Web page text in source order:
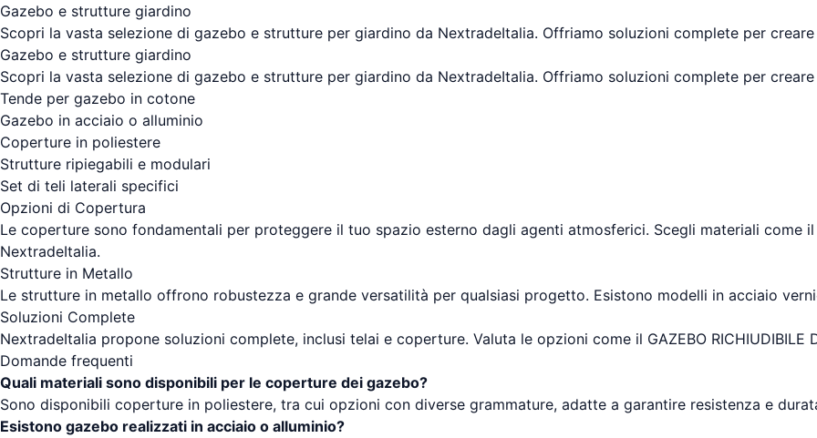
Gazebo e strutture giardino
Scopri la vasta selezione di gazebo e strutture per giardino da NextradeItalia. Offriamo soluzioni complete per
Gazebo e strutture giardino
Scopri la vasta selezione di gazebo e strutture per giardino da NextradeItalia. Offriamo soluzioni complete per
Tende per gazebo in cotone
Gazebo in acciaio o alluminio
Coperture in poliestere
Strutture ripiegabili e modulari
Set di teli laterali specifici
Opzioni di Copertura
Le coperture sono fondamentali per proteggere il tuo spazio esterno dagli agenti atmosferici. Scegli materiali come
NextradeItalia.
Strutture in Metallo
Le strutture in metallo offrono robustezza e grande versatilità per qualsiasi progetto. Esistono modelli in acciaio
Soluzioni Complete
NextradeItalia propone soluzioni complete, inclusi telai e coperture. Valuta le opzioni come il GAZEBO RICHIUDIBILE
Domande frequenti
Quali materiali sono disponibili per le coperture dei gazebo?
Sono disponibili coperture in poliestere, tra cui opzioni con diverse grammature, adatte a garantire resistenza e
Esistono gazebo realizzati in acciaio o alluminio?